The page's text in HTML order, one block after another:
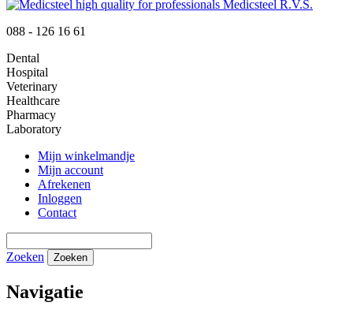
088 - 126 16 61
Dental
Hospital
Veterinary
Healthcare
Pharmacy
Laboratory
Mijn winkelmandje
Mijn account
Afrekenen
Inloggen
Contact
Zoeken Zoeken
Navigatie